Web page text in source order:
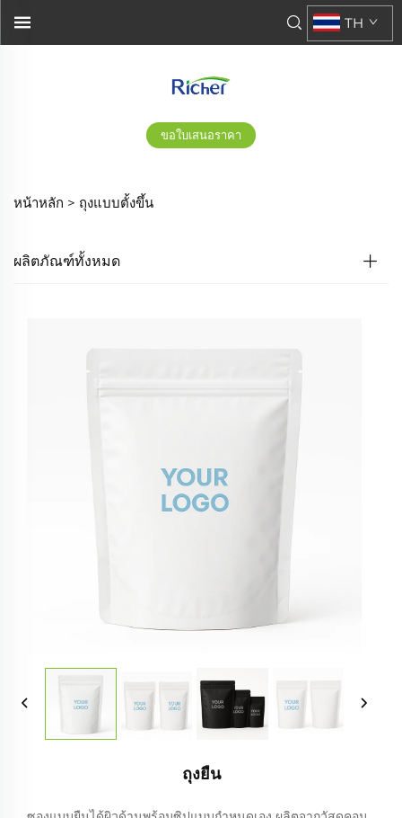
ขอใบเสนอราคา
TH
หน้าหลัก > ถุงแบบตั้งขึ้น
ผลิตภัณฑ์ทั้งหมด
ถุงยืน